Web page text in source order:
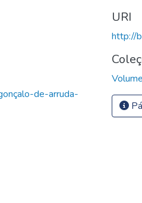
de-arruda-
URI
http://